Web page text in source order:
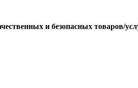
и безопасных товаров/